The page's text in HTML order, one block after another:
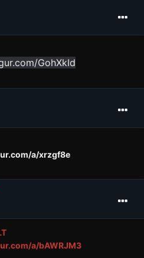
GohXkId
a/xrzgf8e
a/bAWRJM3